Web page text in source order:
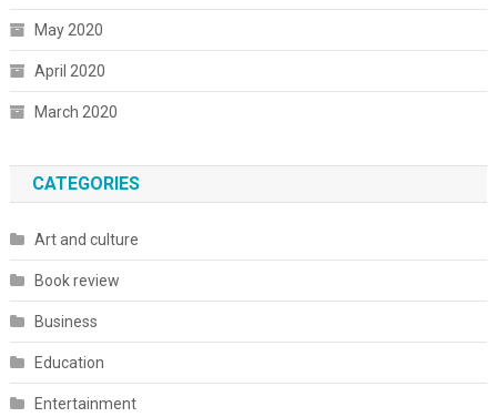
May 2020
April 2020
March 2020
CATEGORIES
Art and culture
Book review
Business
Education
Entertainment